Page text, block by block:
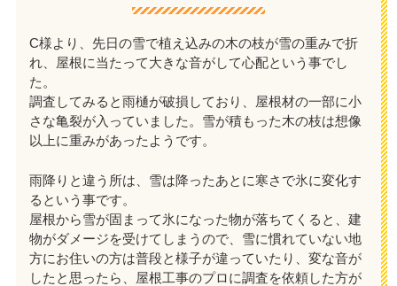
C様より、先日の雪で植え込みの木の枝が雪の重みで折
れ、屋根に当たって大きな音がして心配という事でし
た。
調査してみると雨樋が破損しており、屋根材の一部に小
さな亀裂が入っていました。雪が積もった木の枝は想像
以上に重みがあったようです。
雨降りと違う所は、雪は降ったあとに寒さで氷に変化す
るという事です。
屋根から雪が固まって氷になった物が落ちてくると、建
物がダメージを受けてしまうので、雪に慣れていない地
方にお住いの方は普段と様子が違っていたり、変な音が
したと思ったら、屋根工事のプロに調査を依頼した方が